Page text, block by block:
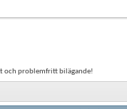
och problemfritt bilägande!